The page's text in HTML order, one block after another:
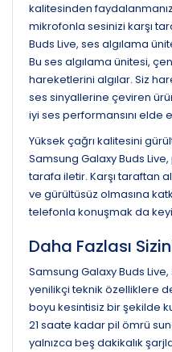
kalitesinden
mikrofonla sesinizi karşı
Buds Live, ses algılama
Bu ses algılama ünitesi,
hareketlerini algılar. Siz
ses sinyallerine çeviren
iyi ses performansını elde
Yüksek çağrı kalitesini
Samsung Galaxy Buds
tarafa iletir. Karşı taraftan
ve gürültüsüz olmasına
telefonla konuşmak da
Daha Fazlası
Samsung Galaxy Buds
yenilikçi teknik özelliklere
boyu kesintisiz bir şekilde
21 saate kadar pil ömrü
yalnızca beş dakikalık